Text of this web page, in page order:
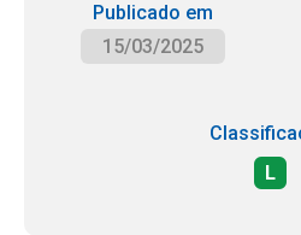
Publicado em
15/03/2025
L